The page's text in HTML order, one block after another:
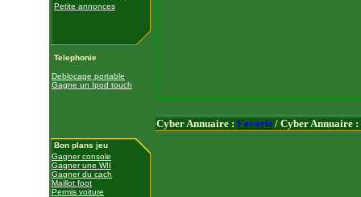
Petite annonces
Telephonie
Deblocage portable
Gagne un Ipod touch
Bon plans jeu
Gagner console
Gagner une WII
Gagner du cach
Maillot foot
Permis voiture
Cyber Annuaire : Favoris / Cyber Annuaire :